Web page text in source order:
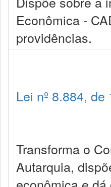
Econômica -
providências.
Lei nº 8.884,
Transforma o
Autarquia,